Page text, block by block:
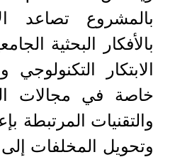
بالمشروع تصاعد
بالأفكار البحثية
الابتكار التكنولوجي
خاصة في مجالات
والتقنيات المرتبطة
وتحويل المخلفات